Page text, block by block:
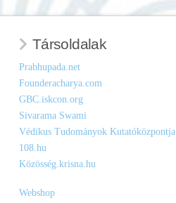
Társoldalak
Prabhupada.net
Founderacharya.com
GBC.iskcon.org
Sivarama Swami
Védikus Tudományok Kutatóközpontja
108.hu
Közösség.krisna.hu
Webshop